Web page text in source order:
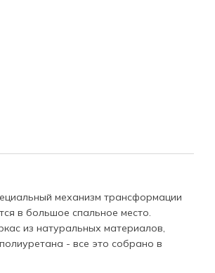
механизм трансформации
в большое спальное место.
из натуральных материалов,
- все это собрано в